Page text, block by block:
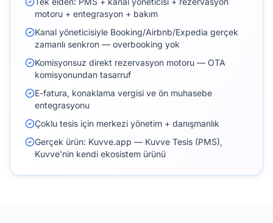
motoru + entegrasyon + bakım
Kanal yöneticisiyle Booking/Airbnb/Expedia gerçek
zamanlı senkron — overbooking yok
Komisyonsuz direkt rezervasyon motoru — OTA
komisyonundan tasarruf
E-fatura, konaklama vergisi ve ön muhasebe
entegrasyonu
Çoklu tesis için merkezi yönetim + danışmanlık
Gerçek ürün: Kuvve.app — Kuvve Tesis (PMS),
Kuvve'nin kendi ekosistem ürünü